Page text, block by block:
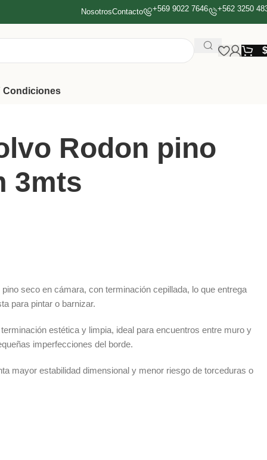
NosotrosContacto +569 9022 7646 +562 3250
$
Condiciones
Rodon pino
3mts
seco en cámara, con terminación cepillada, lo que entrega
para pintar o barnizar.
estética y limpia, ideal para encuentros entre muro y
imperfecciones del borde.
mayor estabilidad dimensional y menor riesgo de torceduras o